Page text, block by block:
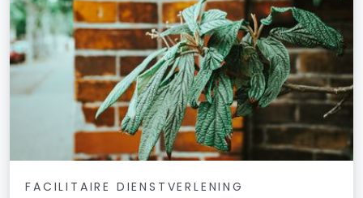
FACILITAIRE DIENSTVERLENING